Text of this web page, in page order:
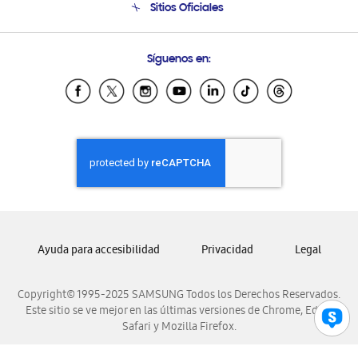
Condiciones de Compra
Soporte vía eMail
Sitios Oficiales
Samsung Ecuador
Samsung El Salvador
Samsung Honduras
Samsung Nicaragua
Samsung Panamá
Samsung Venezuela
Síguenos en:
Copyright© 1995-2025 SAMSUNG Todos los Derechos Reservados.
Este sitio se ve mejor en las últimas versiones de Chrome, Edge,
Safari y Mozilla Firefox.
Ayuda para accesibilidad Privacidad Legal